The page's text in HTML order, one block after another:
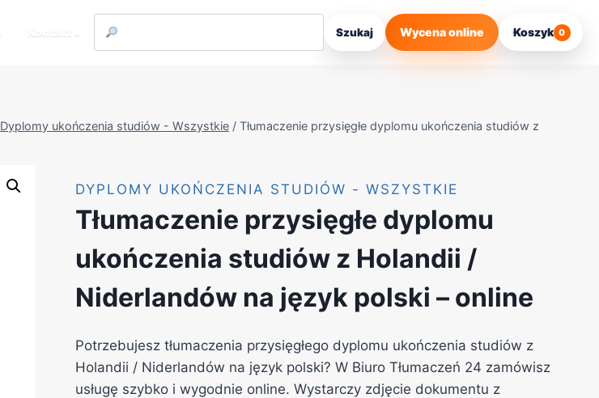
Kontakt Szukaj Wycena online Koszyk 0
Dyplomy ukończenia studiów - Wszystkie / Tłumaczenie przysięgłe dyplomu ukończenia studiów z
DYPLOMY UKOŃCZENIA STUDIÓW - WSZYSTKIE
Tłumaczenie przysięgłe dyplomu
ukończenia studiów z Holandii /
Niderlandów na język polski – online
Potrzebujesz tłumaczenia przysięgłego dyplomu ukończenia studiów z
Holandii / Niderlandów na język polski? W Biuro Tłumaczeń 24 zamówisz
usługę szybko i wygodnie online. Wystarczy zdjęcie dokumentu z